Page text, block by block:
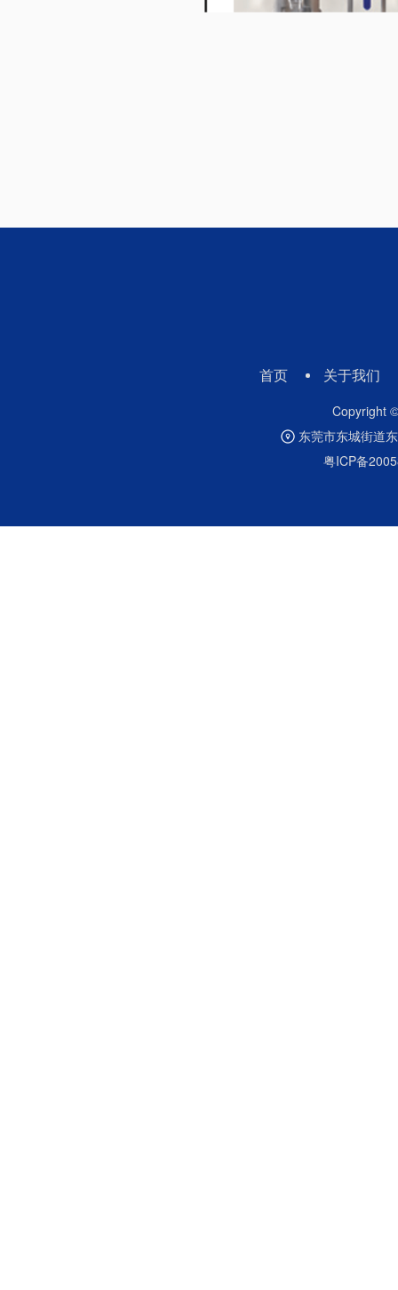
首页 关于我们
Copyright
东莞市东城街道
粤ICP备